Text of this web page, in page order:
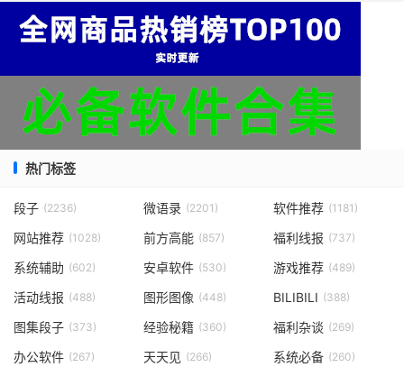
热门标签
段子 (2236) 微语录 (2201) 软件推荐 (1181)
网站推荐 (1028) 前方高能 (857) 福利线报 (737)
系统辅助 (602) 安卓软件 (530) 游戏推荐 (489)
活动线报 (488) 图形图像 (448) BILIBILI (388)
图集段子 (373) 经验秘籍 (360) 福利杂谈 (269)
办公软件 (267) 天天见 (266) 系统必备 (260)